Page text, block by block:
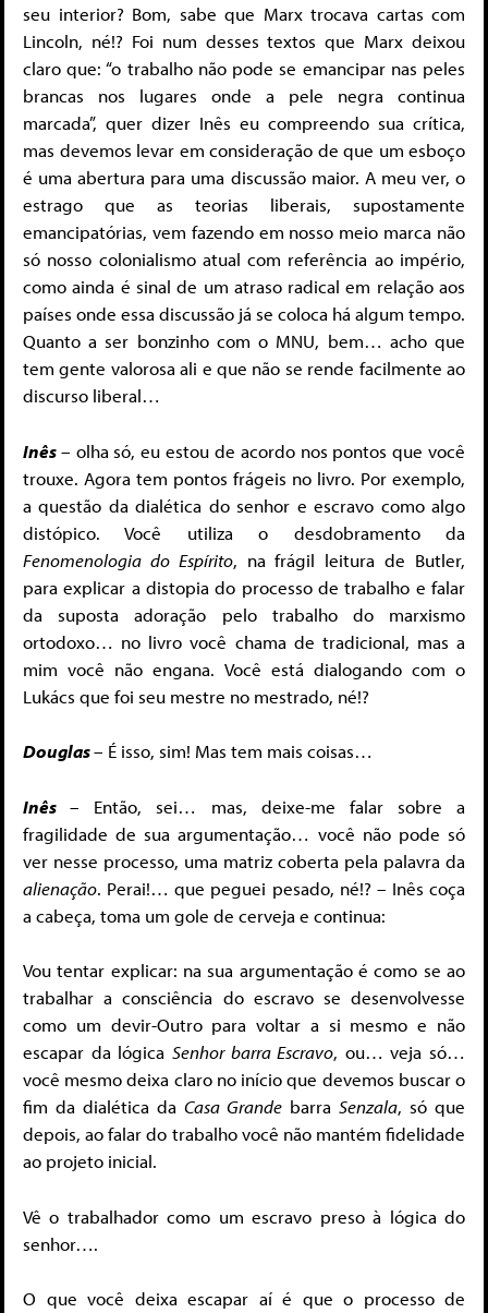
seu interior? Bom, sabe que Marx trocava cartas com
Lincoln, né!? Foi num desses textos que Marx deixou
claro que: “o trabalho não pode se emancipar nas peles
brancas nos lugares onde a pele negra continua
marcada”, quer dizer Inês eu compreendo sua crítica,
mas devemos levar em consideração de que um esboço
é uma abertura para uma discussão maior. A meu ver, o
estrago que as teorias liberais, supostamente
emancipatórias, vem fazendo em nosso meio marca não
só nosso colonialismo atual com referência ao império,
como ainda é sinal de um atraso radical em relação aos
países onde essa discussão já se coloca há algum tempo.
Quanto a ser bonzinho com o MNU, bem… acho que
tem gente valorosa ali e que não se rende facilmente ao
discurso liberal…
Inês– olha só, eu estou de acordo nos pontos que você
trouxe. Agora tem pontos frágeis no livro. Por exemplo,
a questão da dialética do senhor e escravo como algo
distópico. Você utiliza o desdobramento da
Fenomenologia do Espírito, na frágil leitura de Butler,
para explicar a distopia do processo de trabalho e falar
da suposta adoração pelo trabalho do marxismo
ortodoxo… no livro você chama de tradicional, mas a
mim você não engana. Você está dialogando com o
Lukács que foi seu mestre no mestrado, né!?
Douglas– É isso, sim! Mas tem mais coisas…
Inês – Então, sei… mas, deixe-me falar sobre a
fragilidade de sua argumentação… você não pode só
ver nesse processo, uma matriz coberta pela palavra da
alienação. Perai!… que peguei pesado, né!? – Inês coça
a cabeça, toma um gole de cerveja e continua:
Vou tentar explicar: na sua argumentação é como se ao
trabalhar a consciência do escravo se desenvolvesse
como um devir-Outro para voltar a si mesmo e não
escapar da lógica Senhor barra Escravo, ou… veja só…
você mesmo deixa claro no início que devemos buscar o
fim da dialética da Casa Grande barra Senzala, só que
depois, ao falar do trabalho você não mantém fidelidade
ao projeto inicial.
Vê o trabalhador como um escravo preso à lógica do
senhor….
O que você deixa escapar aí é que o processo de